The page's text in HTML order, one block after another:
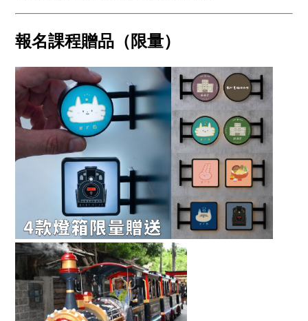
報名課程贈品（限量）